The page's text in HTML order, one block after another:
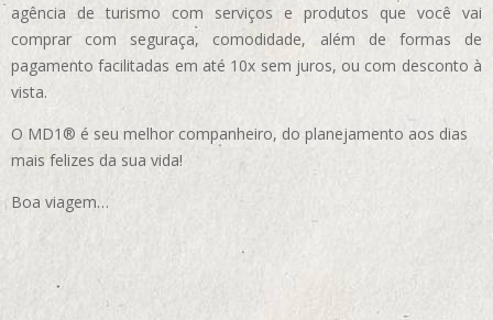
agência de turismo com serviços e produtos que você vai
comprar com seguraça, comodidade, além de formas de
pagamento facilitadas em até 10x sem juros, ou com desconto à
vista.
O MD1® é seu melhor companheiro, do planejamento aos dias
mais felizes da sua vida!
Boa viagem…